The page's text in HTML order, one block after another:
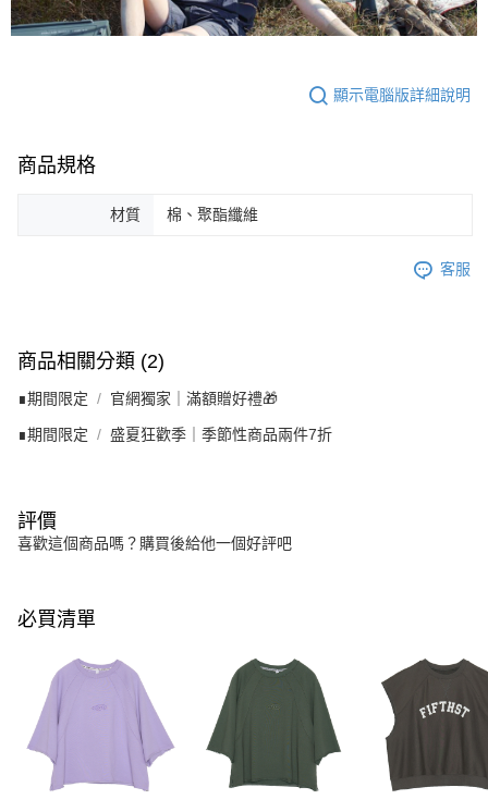
顯示電腦版詳細說明
商品規格
材質 棉、聚酯纖維
客服
商品相關分類 (2)
∎期間限定 官網獨家｜滿額贈好禮🎁
∎期間限定 盛夏狂歡季｜季節性商品兩件7折
評價
喜歡這個商品嗎？購買後給他一個好評吧
必買清單